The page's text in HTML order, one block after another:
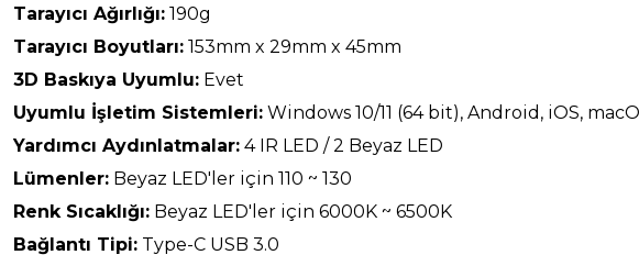
Tarayıcı Ağırlığı: 190g
Tarayıcı Boyutları: 153mm x 29mm x 45mm
3D Baskıya Uyumlu: Evet
Uyumlu İşletim Sistemleri: Windows 10/11 (64 bit), Android, iOS,
Yardımcı Aydınlatmalar: 4 IR LED / 2 Beyaz LED
Lümenler: Beyaz LED'ler için 110 ~ 130
Renk Sıcaklığı: Beyaz LED'ler için 6000K ~ 6500K
Bağlantı Tipi: Type-C USB 3.0